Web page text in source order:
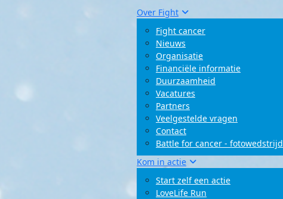
Over Fight
Fight cancer
Nieuws
Organisatie
Financiële informatie
Duurzaamheid
Vacatures
Partners
Veelgestelde vragen
Contact
Battle for cancer - fotowedstrijd
Kom in actie
Start zelf een actie
LoveLife Run